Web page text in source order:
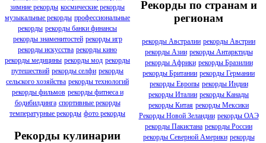
зимние рекорды космические рекорды
музыкальные рекорды профессиональные
рекорды рекорды банки финансы
рекорды знаменитостей рекорды игр
рекорды искусства рекорды кино
рекорды медицины рекорды мод рекорды
путешествий рекорды селфи рекорды
сельского хозяйства рекорды технологий
рекорды фильмов рекорды фитнеса и
бодибилдинга спортивные рекорды
температурные рекорды фото рекорды
Рекорды кулинарии
Рекорды по странам и
регионам
рекорды Австралии рекорды Австрии
рекорды Азии рекорды Антарктиды
рекорды Африки рекорды Бразилии
рекорды Британии рекорды Германии
рекорды Европы рекорды Индии
рекорды Италии рекорды Канады
рекорды Китая рекорды Мексики
Рекорды Новой Зеландии рекорды ОАЭ
рекорды Пакистана рекорды России
рекорды Северной Америки рекорды